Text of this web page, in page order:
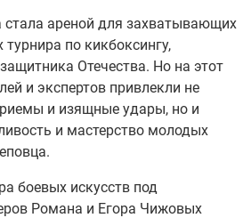
ареной для захватывающих
по кикбоксингу,
Отечества. Но на этот
и экспертов привлекли не
и изящные удары, но и
и мастерство молодых
боевых искусств под
Романа и Егора Чижовых